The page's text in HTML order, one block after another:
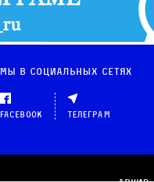
Мы в социальных сетях
Facebook Телеграм